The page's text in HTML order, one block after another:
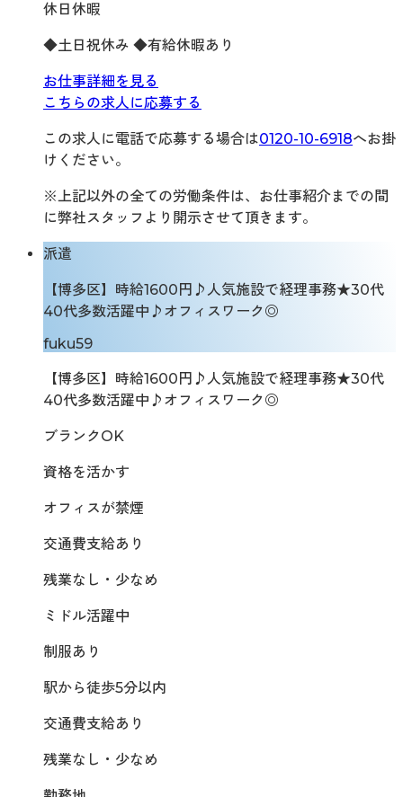
休日休暇
◆土日祝休み ◆有給休暇あり
お仕事詳細を見る
こちらの求人に応募する
この求人に電話で応募する場合は0120-10-6918へお掛
けください。
※上記以外の全ての労働条件は、お仕事紹介までの間
に弊社スタッフより開示させて頂きます。
派遣
【博多区】時給1600円♪人気施設で経理事務★30代
40代多数活躍中♪オフィスワーク◎
fuku59
【博多区】時給1600円♪人気施設で経理事務★30代
40代多数活躍中♪オフィスワーク◎
ブランクOK
資格を活かす
オフィスが禁煙
交通費支給あり
残業なし・少なめ
ミドル活躍中
制服あり
駅から徒歩5分以内
交通費支給あり
残業なし・少なめ